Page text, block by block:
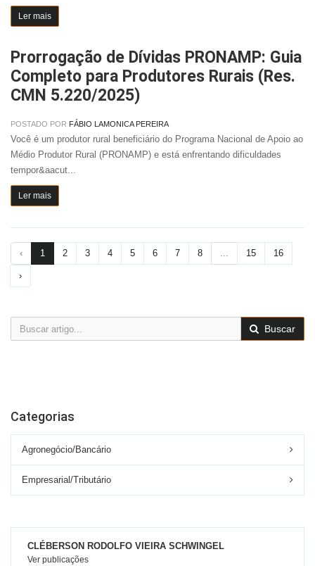
Ler mais
Prorrogação de Dívidas PRONAMP: Guia
Completo para Produtores Rurais (Res.
CMN 5.220/2025)
POSTADO POR FÁBIO LAMONICA PEREIRA
Você é um produtor rural beneficiário do Programa Nacional de Apoio ao
Médio Produtor Rural (PRONAMP) e está enfrentando dificuldades
tempor&aacut...
Ler mais
‹ 1 2 3 4 5 6 7 8 ... 15 16
›
Buscar
Categorias
Agronegócio/Bancário
Empresarial/Tributário
CLÉBERSON RODOLFO VIEIRA SCHWINGEL
Ver publicações